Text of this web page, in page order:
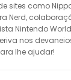
sites como
Nerd,
Nintendo
nos
lhe ajudar!